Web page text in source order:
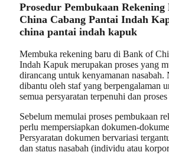
Prosedur Pembukaan
China Cabang Pantai Indah
china pantai indah kapuk
Membuka rekening baru di Bank of
Indah Kapuk merupakan proses yang
dirancang untuk kenyamanan nasabah.
dibantu oleh staf yang berpengalaman
semua persyaratan terpenuhi dan
Sebelum memulai proses pembukaan
perlu mempersiapkan dokumen-
Persyaratan dokumen bervariasi
dan status nasabah (individu atau